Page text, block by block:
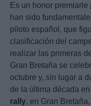
Es un honor
han sido
piloto español, que
clasificación del
realizar las primeras
Gran Bretaña se
octubre y, sin lugar a
de la última década
rally, en Gran